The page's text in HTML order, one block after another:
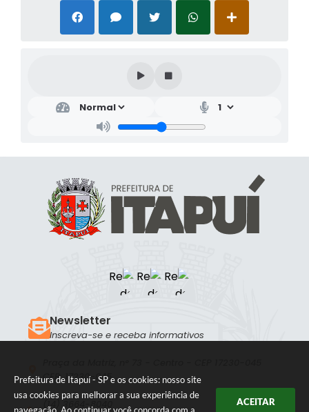
Prefeitura de Itapuí - SP e os cookies: nosso site
usa cookies para melhorar a sua experiência de
ACEITAR
CEP: 17230-045
(14) 3664-8040
Newsletter
Inscreva-se e receba informativos